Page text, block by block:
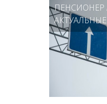
ПЕНСИОНЕР